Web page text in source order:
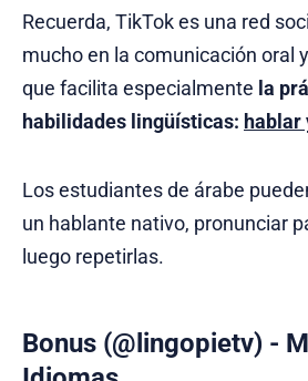
Recuerda, TikTok es una red
mucho en la comunicación oral
que facilita especialmente la
habilidades lingüísticas: hablar
Los estudiantes de árabe
un hablante nativo, pronunciar
luego repetirlas.
Bonus (@lingopietv) -